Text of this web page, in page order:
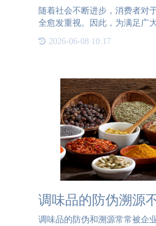
随着社会不断进步，消费者对
全愈发重视。因此，为满足广
求，众多饮品行业引入了一物
每瓶饮品粘贴独一无二的二维
2026-06-08 10:17
调味品的防伪溯源
调味品的防伪和溯源常常被企